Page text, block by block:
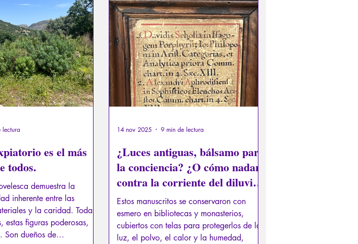
de la Autoridad Recuperar su poder personal
Totalitarismo Mitología - Saber de los Antiguos Literatura
Artículos Entrevistas Recensión Conferencia
es el más
todos.
demuestra la
inherente entre las
y la caridad. Todas
estas figuras poderosas,
Son dueños de
lectura
¿Luces antiguas, bálsamo para
la conciencia? ¿O cómo nadar
contra la corriente del diluvio
digital y sus remolinos...?
Estos manuscritos se conservaron con
esmero en bibliotecas y monasterios,
cubiertos con telas para protegerlos de la
luz, el polvo, el calor y la humedad,
14 nov 2025 9 min de lectura